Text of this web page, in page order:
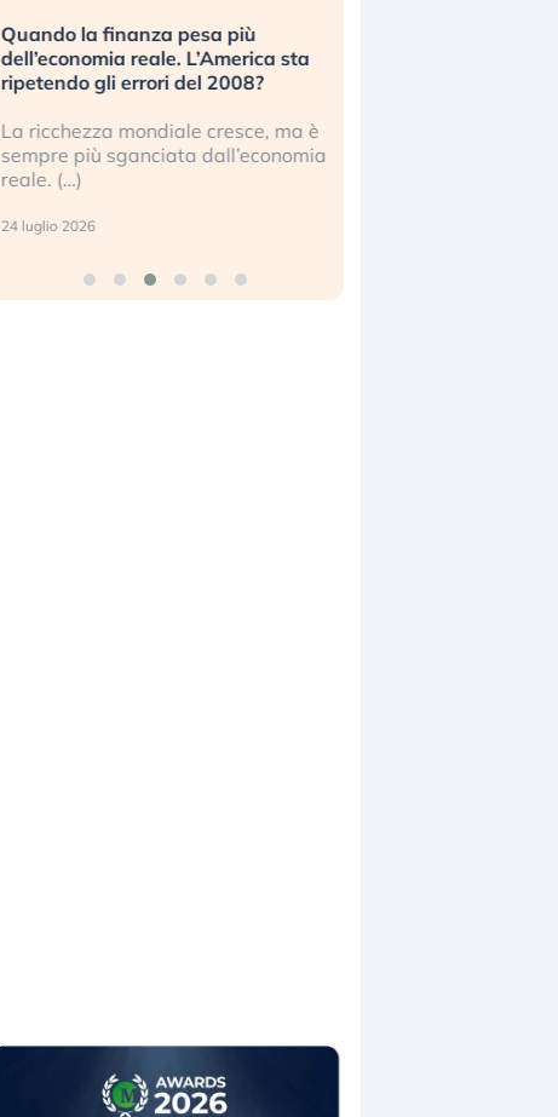
Quando la finanza pesa più
dell’economia reale. L’America sta
ripetendo gli errori del 2008?
La ricchezza mondiale cresce, ma è
sempre più sganciata dall’economia
reale. (…)
24 luglio 2026